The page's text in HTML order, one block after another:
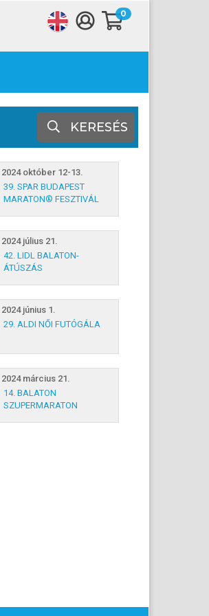
0
KERESÉS
2024 október 12-13.
39. SPAR BUDAPEST
MARATON® FESZTIVÁL
2024 július 21.
42. LIDL BALATON-
ÁTÚSZÁS
2024 június 1.
29. ALDI NŐI FUTÓGÁLA
2024 március 21.
14. BALATON
SZUPERMARATON